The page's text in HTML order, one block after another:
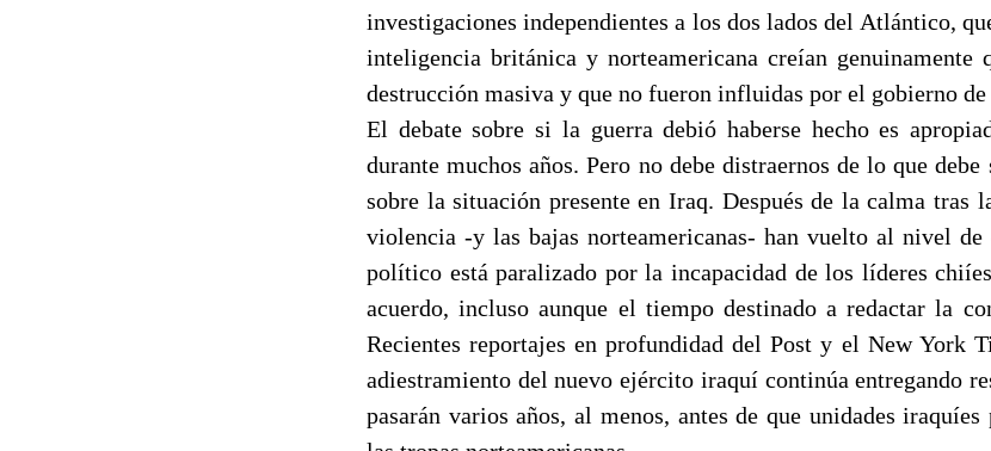
investigaciones independientes a los dos lados del Atlántico,
inteligencia británica y norteamericana creían genuinamente
destrucción masiva y que no fueron influidas por el gobierno de
El debate sobre si la guerra debió haberse hecho es
durante muchos años. Pero no debe distraernos de lo que
sobre la situación presente en Iraq. Después de la calma tras
violencia -y las bajas norteamericanas- han vuelto al nivel de
político está paralizado por la incapacidad de los líderes
acuerdo, incluso aunque el tiempo destinado a redactar la
Recientes reportajes en profundidad del Post y el New York
adiestramiento del nuevo ejército iraquí continúa entregando
pasarán varios años, al menos, antes de que unidades